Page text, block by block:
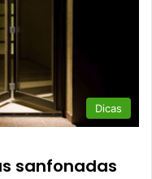
Dicas
sanfonadas